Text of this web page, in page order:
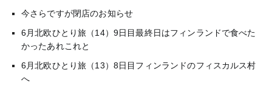
今さらですが閉店のお知らせ
6月北欧ひとり旅（14）9日目最終日はフィンランドで食べた
かったあれこれと
6月北欧ひとり旅（13）8日目フィンランドのフィスカルス村
へ